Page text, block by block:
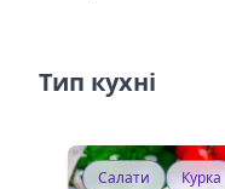
Тип кухні
Салати Курка